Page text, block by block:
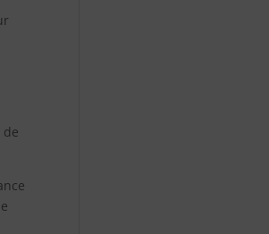
de